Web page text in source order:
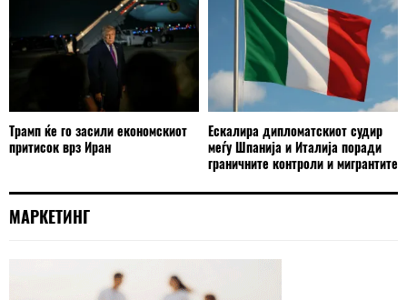
Трамп ќе го засили економскиот
притисок врз Иран
Ескалира дипломатскиот судир
меѓу Шпанија и Италија поради
граничните контроли и мигрантите
МАРКЕТИНГ